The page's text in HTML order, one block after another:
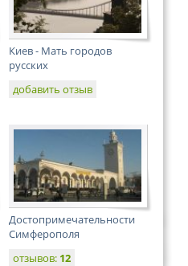
Киев - Мать городов
русских
добавить отзыв
Достопримечательности
Симферополя
отзывов: 12